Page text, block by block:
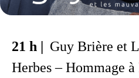
21 h | Guy Brière et
Herbes – Hommage